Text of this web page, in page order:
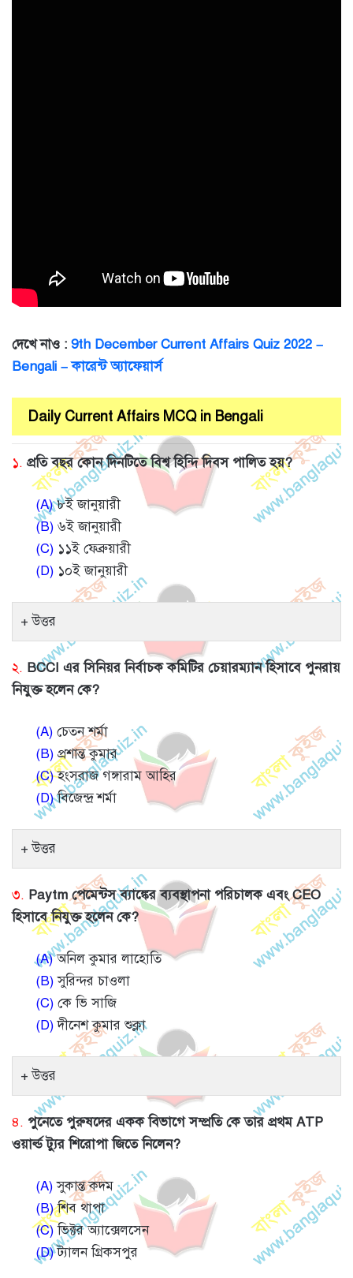
দেখে নাও : 9th December Current Affairs Quiz 2022 –
Bengali – কারেন্ট অ্যাফেয়ার্স
Daily Current Affairs MCQ in Bengali
১. প্রতি বছর কোন দিনটিতে বিশ্ব হিন্দি দিবস পালিত হয়?
(A)৮ই জানুয়ারী
(B) ৬ই জানুয়ারী
(C) ১১ই ফেব্রুয়ারী
(D) ১০ই জানুয়ারী
উত্তর
২. BCCI এর সিনিয়র নির্বাচক কমিটির চেয়ারম্যান হিসাবে পুনরায়
নিযুক্ত হলেন কে?
(A) চেতন শর্মা
(B) প্রশান্ত কুমার
(C)হংসরাজ গঙ্গারাম আহির
(D)বিজেন্দ্র শর্মা
উত্তর
৩. Paytm পেমেন্টস ব্যাঙ্কের ব্যবস্থাপনা পরিচালক এবং CEO
হিসাবে নিযুক্ত হলেন কে?
(A)অনিল কুমার লাহোতি
(B)সুরিন্দর চাওলা
(C) কে ভি সাজি
(D)দীনেশ কুমার শুক্লা
উত্তর
৪. পুনেতে পুরুষদের একক বিভাগে সম্প্রতি কে তার প্রথম ATP
ওয়ার্ল্ড ট্যুর শিরোপা জিতে নিলেন?
(A)সুকান্ত কদম
(B)শিব থাপা
(C)ভিক্টর অ্যাক্সেলসেন
(D)ট্যালন গ্রিকসপুর